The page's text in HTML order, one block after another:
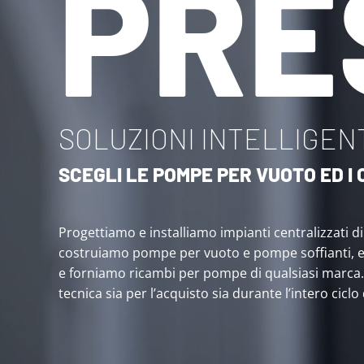
SOLUZIONI
SCEGLI LE POMPE PER VUOTO ED
Progettiamo e installiamo impianti centralizzati
costruiamo pompe per vuoto e pompe soffianti,
e forniamo ricambi per pompe di qualsiasi
tecnica sia per l’acquisto sia durante l’intero